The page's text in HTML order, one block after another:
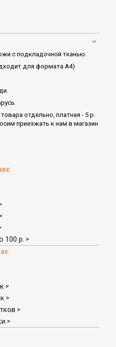
с подкладочной тканью.
для формата А4)
отдельно, платная - 5 р.
приезжать к нам в магазин
>
100 р. >
>
>
>
>